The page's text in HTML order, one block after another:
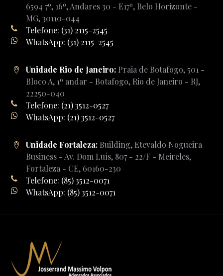
6594 7º, 16º, Andares 30 - E17º, Belo Horizonte -
MG, 30110-044
Telefone: (31) 2115-2545
WhatsApp: (31) 2115-2545
Unidade Rio de Janeiro: Praia de Botafogo, 501 -
Bloco A, 1º andar - Botafogo, Rio de Janeiro - RJ,
22250-040
Telefone: (21) 3512-0527
WhatsApp: (21) 3512-0527
Unidade Fortaleza: Building, Etevaldo Nogueira
Business - Av. Dom Luís, 807 - 22/F - Meireles,
Fortaleza - CE, 60160-230
Telefone: (85) 3512-0071
WhatsApp: (85) 3512-0071